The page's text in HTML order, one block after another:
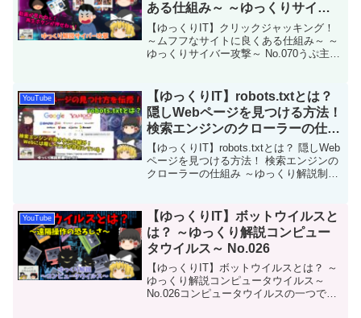
ある仕組み～ ～ゆっくりサイバ
ー攻撃～ No.070
【ゆっくりIT】クリックジャッキング！
～ムフフなサイトに良くある仕組み～ ～
ゆっくりサイバー攻撃～ No.070うぷ主も
ングについて解説です。今回は、視聴者
の方からリ...
YouTube
【ゆっくりIT】robots.txtとは？
隠しWebページを見つける方法！
検索エンジンのクローラーの仕組
み ～ゆっくり解説制御ファイル
～ No.083
【ゆっくりIT】robots.txtとは？ 隠しWeb
ページを見つける方法！ 検索エンジンの
クローラーの仕組み ～ゆっくり解説制御
です。robots...
YouTube
【ゆっくりIT】ボットウイルスと
は？ ～ゆっくり解説コンピュー
タウイルス～ No.026
【ゆっくりIT】ボットウイルスとは？ ～
ゆっくり解説コンピュータウイルス～
No.026コンピュータウイルスの一つであ